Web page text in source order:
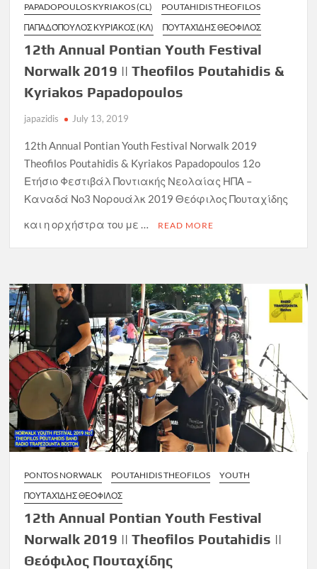
PAPADOPOULOS KYRIAKOS (CL)
POUTAHIDIS THEOFILOS
ΠΑΠΑΔΌΠΟΥΛΟΣ ΚΥΡΙΆΚΟΣ (ΚΛ)
ΠΟΥΤΑΧΊΔΗΣ ΘΕΌΦΙΛΟΣ
12th Annual Pontian Youth Festival
Norwalk 2019 || Theofilos Poutahidis &
Kyriakos Papadopoulos
japazidis July 13, 2019
12th Annual Pontian Youth Festival Norwalk 2019
Theofilos Poutahidis & Kyriakos Papadopoulos 12ο
Ετήσιο Φεστιβάλ Ποντιακής Νεολαίας ΗΠΑ –
Καναδά No3 Νορουάλκ 2019 Θεόφιλος Πουταχίδης
και η ορχήστρα του με …
READ MORE
PONTOS NORWALK POUTAHIDIS THEOFILOS
YOUTH
ΠΟΥΤΑΧΊΔΗΣ ΘΕΌΦΙΛΟΣ
12th Annual Pontian Youth Festival
Norwalk 2019 || Theofilos Poutahidis ||
Θεόφιλος Πουταχίδης